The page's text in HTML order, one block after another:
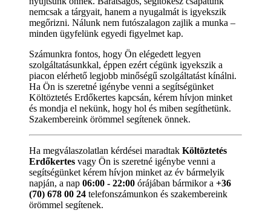
nemcsak a tárgyait, hanem a nyugalmát is igyekszik
megőrizni. Nálunk nem futószalagon zajlik a munka –
minden ügyfelünk egyedi figyelmet kap.
Számunkra fontos, hogy Ön elégedett legyen
szolgáltatásunkkal, éppen ezért cégünk igyekszik a
piacon elérhető legjobb minőségű szolgáltatást kínálni.
Ha Ön is szeretné igénybe venni a segítségünket
Költöztetés Erdőkertes kapcsán, kérem hívjon minket
és mondja el nekünk, hogy hol és miben segíthetünk.
Szakembereink örömmel segítenek önnek.
Ha megválaszolatlan kérdései maradtak Költöztetés
Erdőkertes vagy Ön is szeretné igénybe venni a
segítségünket kérem hívjon minket az év bármelyik
napján, a nap 06:00 - 22:00 órájában bármikor a +36
(70) 678 00 24 telefonszámunkon és szakembereink
örömmel segítenek.